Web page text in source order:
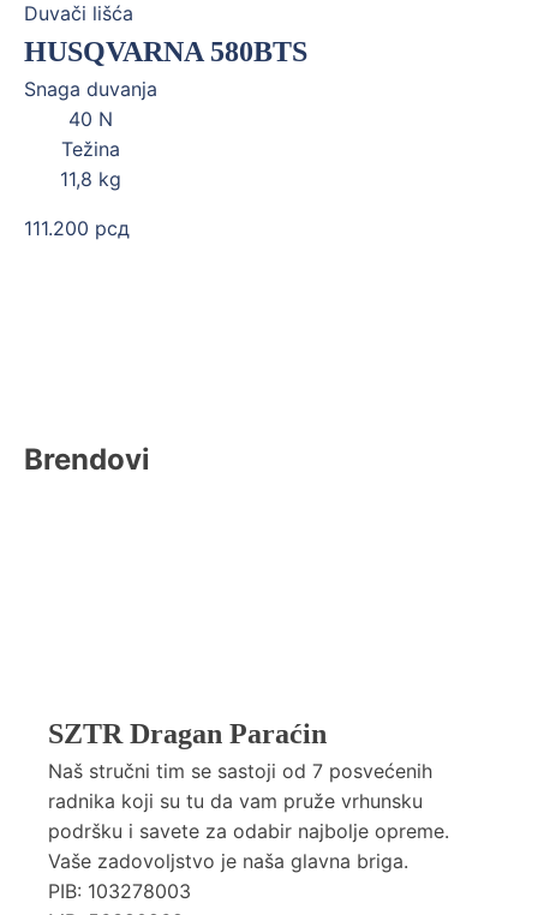
Duvači lišća
HUSQVARNA 580BTS
Snaga duvanja
40 N
Težina
11,8 kg
111.200 рсд
Brendovi
SZTR Dragan Paraćin
Naš stručni tim se sastoji od 7 posvećenih
radnika koji su tu da vam pruže vrhunsku
podršku i savete za odabir najbolje opreme.
Vaše zadovoljstvo je naša glavna briga.
PIB: 103278003